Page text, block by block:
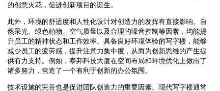
的创意火花，促进创新项目的诞生。
此外，环境的舒适度和人性化设计对创造力的发挥有直接影响。自
然采光、绿色植物、空气质量以及合理的噪音控制等因素，均能提
升员工的精神状态和工作效率。具备良好环境体验的写字楼，能够
减少员工的疲劳感，提升注意力集中度，从而为创新思维的产生提
供有力支持。例如，泰邦科技大厦在空间布局和环境优化上做出了
诸多努力，营造了一个有利于创新的办公氛围。
技术设施的完善也是促进团队创造力的重要因素。现代写字楼通常